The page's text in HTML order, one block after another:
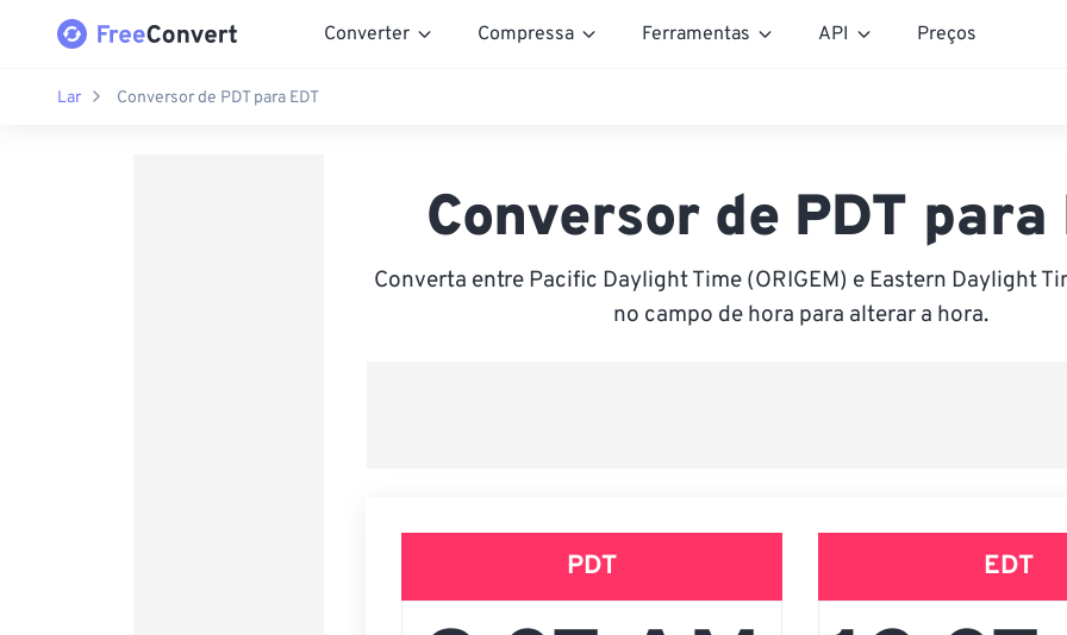
Converter Compressa Ferramentas API Preços
Lar Conversor de PDT para EDT
Conversor de PDT para
Converta entre Pacific Daylight Time (ORIGEM) e Eastern Daylight
no campo de hora para alterar a hora.
PDT EDT